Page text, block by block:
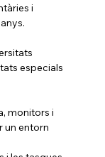
i
especials
monitors i
un entorn